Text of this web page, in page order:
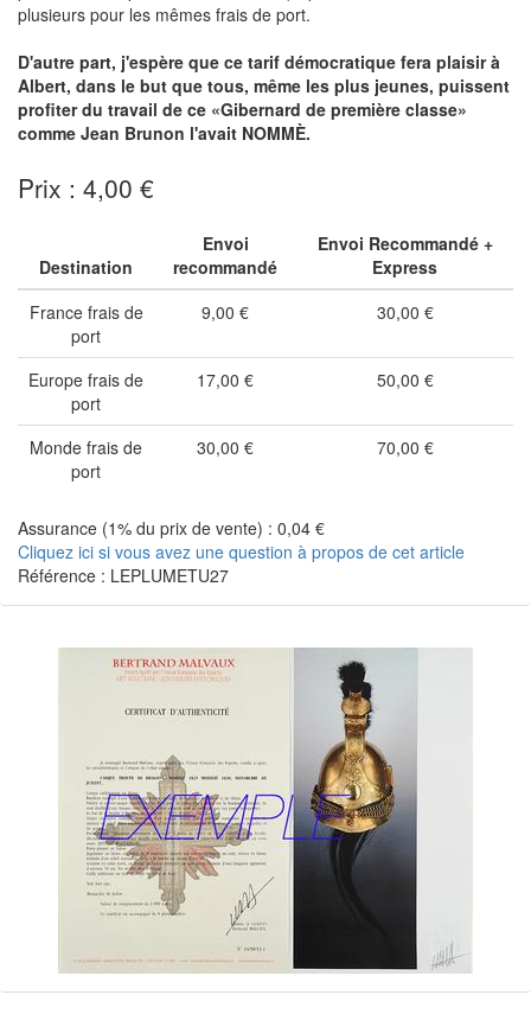
plusieurs pour les mêmes frais de port.
D'autre part, j'espère que ce tarif démocratique fera plaisir à
Albert, dans le but que tous, même les plus jeunes, puissent
profiter du travail de ce «Gibernard de première classe»
comme Jean Brunon l'avait NOMMÈ.
Prix : 4,00 €
Destination
Envoi
recommandé
Envoi Recommandé +
Express
France frais de
port
9,00 € 30,00 €
Europe frais de
port
17,00 € 50,00 €
Monde frais de
port
30,00 € 70,00 €
Assurance (1% du prix de vente) : 0,04 €
Cliquez ici si vous avez une question à propos de cet article
Référence : LEPLUMETU27